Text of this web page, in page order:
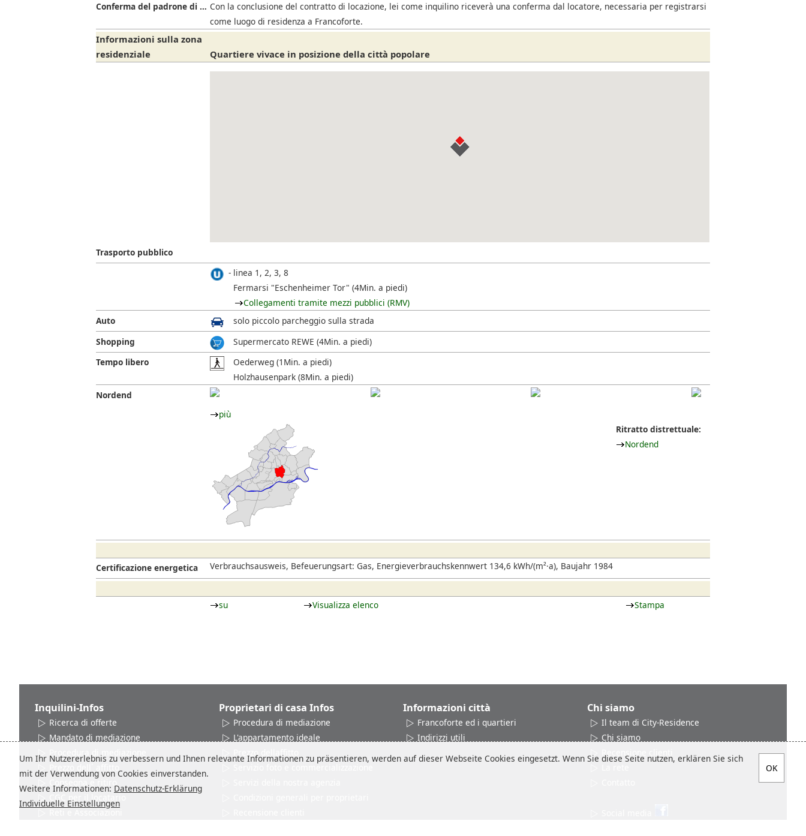
Conferma del padrone di casa Con la conclusione del contratto di locazione, lei come inquilino riceverà una conferma dal locatore, necessaria per registrarsi
come luogo di residenza a Francoforte.
Informazioni sulla zona
residenziale
Quartiere vivace in posizione della città popolare
Trasporto pubblico
linea 1, 2, 3, 8
Fermarsi "Eschenheimer Tor" (4Min. a piedi)
Collegamenti tramite mezzi pubblici (RMV)
Auto
solo piccolo parcheggio sulla strada
Shopping
Supermercato REWE (4Min. a piedi)
Tempo libero
Oederweg (1Min. a piedi)
Holzhausenpark (8Min. a piedi)
Nordend
più
Ritratto distrettuale:
Nordend
Certificazione energetica Verbrauchsausweis, Befeuerungsart: Gas, Energieverbrauchskennwert 134,6 kWh/(m²·a), Baujahr 1984
su Visualizza elenco Stampa
Inquilini-Infos
Ricerca di offerte
Mandato di mediazione
Procedura di mediazione
Prezzo dell´ affitto
Consegna e ritiro
CGC per il locatario
Reti e Associazioni
Proprietari di casa Infos
Procedura di mediazione
L'appartamento ideale
Prezzo dellaffitto
Servizio foto e commercializzazione
Informazioni città
Francoforte ed i quartieri
Indirizzi utili
Chi siamo
Il team di City-Residence
Chi siamo
Recensione clienti
Um Ihr Nutzererlebnis zu verbessern und Ihnen relevante Informationen zu präsentieren, werden auf dieser Webseite Cookies eingesetzt. Wenn Sie diese Seite nutzen, erklären Sie sich
mit der Verwendung von Cookies einverstanden.
Weitere Informationen: Datenschutz-Erklärung
Individuelle Einstellungen